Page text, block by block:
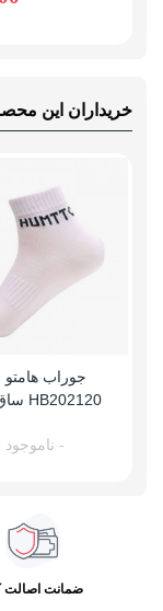
خریداران این
جوراب
HB202120 ساق کوتاه
- ناموجود
ضمانت اصالت